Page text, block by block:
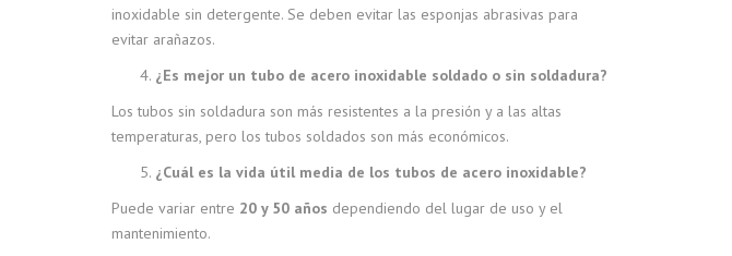
inoxidable sin detergente. Se deben evitar las esponjas abrasivas para
evitar arañazos.
¿Es mejor un tubo de acero inoxidable soldado o sin soldadura?
Los tubos sin soldadura son más resistentes a la presión y a las altas
temperaturas, pero los tubos soldados son más económicos.
¿Cuál es la vida útil media de los tubos de acero inoxidable?
Puede variar entre 20 y 50 años dependiendo del lugar de uso y el
mantenimiento.